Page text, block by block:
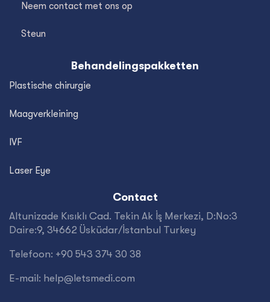
Neem contact met ons op
Steun
Behandelingspakketten
Plastische chirurgie
Maagverkleining
IVF
Laser Eye
Contact
Altunizade Kısıklı Cad. Tekin Ak İş Merkezi, D:No:3
Daire:9, 34662 Üsküdar/İstanbul Turkey
Telefoon: +90 543 374 30 38
E-mail: help@letsmedi.com